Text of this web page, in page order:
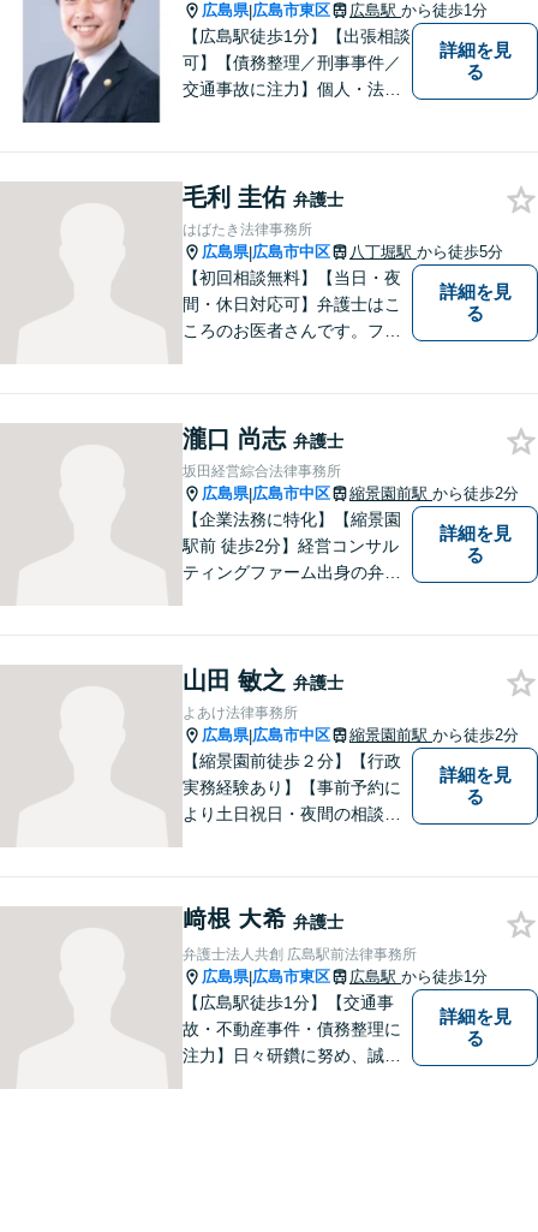
広島県|広島市東区 広島駅 から徒歩1分
【広島駅徒歩1分】【出張相談
可】【債務整理／刑事事件／
交通事故に注力】個人・法人
の「平和」が実現できるよ
う、依頼者一人ひとりに寄り
添い、解決へ導きます。
詳細を見
る
毛利 圭佑 弁護士
はばたき法律事務所
広島県|広島市中区 八丁堀駅 から徒歩5分
【初回相談無料】【当日・夜
間・休日対応可】弁護士はこ
ころのお医者さんです。フッ
詳細を見
る
瀧口 尚志 弁護士
坂田経営綜合法律事務所
広島県|広島市中区 縮景園前駅 から徒歩2分
【企業法務に特化】【縮景園
駅前 徒歩2分】経営コンサル
ティングファーム出身の弁護
え、大きく成長できるような
企業づくりをお手伝いいたし
ます。【24時間メール受付】
詳細を見
る
山田 敏之 弁護士
よあけ法律事務所
広島県|広島市中区 縮景園前駅 から徒歩2分
【縮景園前徒歩２分】【行政
実務経験あり】【事前予約に
より土日祝日・夜間の相談
理・破産、労働問題、企業法
務、交通事故、刑事事件、行
政事件など。
詳細を見
る
﨑根 大希 弁護士
弁護士法人共創 広島駅前法律事務所
広島県|広島市東区 広島駅 から徒歩1分
【広島駅徒歩1分】【交通事
故・不動産事件・債務整理に
注力】日々研鑽に努め、誠実
詳細を見
る